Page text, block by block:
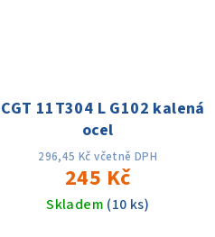
11T304 L G102 kalená
ocel
296,45 Kč včetně DPH
245 Kč
Skladem (10 ks)